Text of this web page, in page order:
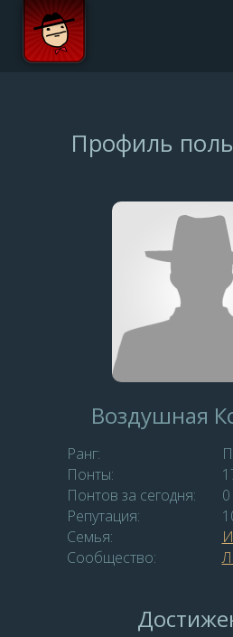
Профиль
Воздушная
Ранг:
Понты:
Понтов за сегодня:
0
Репутация:
Семья:
Сообщество: